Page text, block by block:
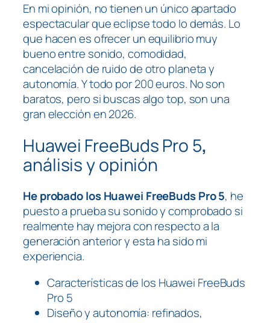
En mi opinión, no tienen un único apartado
espectacular que eclipse todo lo demás. Lo
que hacen es ofrecer un equilibrio muy
bueno entre sonido, comodidad,
cancelación de ruido de otro planeta y
autonomía. Y todo por 200 euros. No son
baratos, pero si buscas algo top, son una
gran elección en 2026.
Huawei FreeBuds Pro 5,
análisis y opinión
He probado los Huawei FreeBuds Pro 5, he
puesto a prueba su sonido y comprobado si
realmente hay mejora con respecto a la
generación anterior y esta ha sido mi
experiencia.
Características de los Huawei FreeBuds
Pro 5
Diseño y autonomía: refinados,